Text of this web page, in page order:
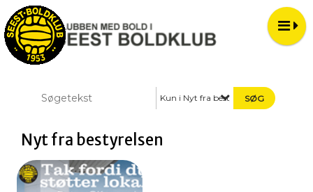
Kun i Nyt fra bestyrelsen
Nyt fra bestyrelsen